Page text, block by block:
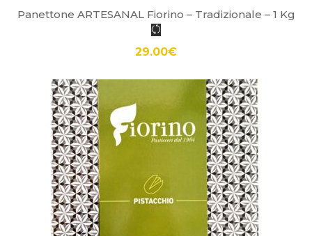
Panettone ARTESANAL Fiorino – Tradizionale – 1 Kg
29.00€